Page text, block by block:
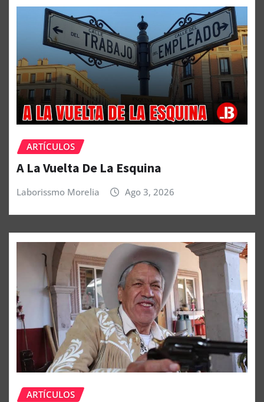
ARTÍCULOS
A La Vuelta De La Esquina
Laborissmo Morelia Ago 3, 2026
ARTÍCULOS